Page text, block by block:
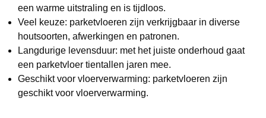
een warme uitstraling en is tijdloos.
Veel keuze: parketvloeren zijn verkrijgbaar in diverse
houtsoorten, afwerkingen en patronen.
Langdurige levensduur: met het juiste onderhoud gaat
een parketvloer tientallen jaren mee.
Geschikt voor vloerverwarming: parketvloeren zijn
geschikt voor vloerverwarming.